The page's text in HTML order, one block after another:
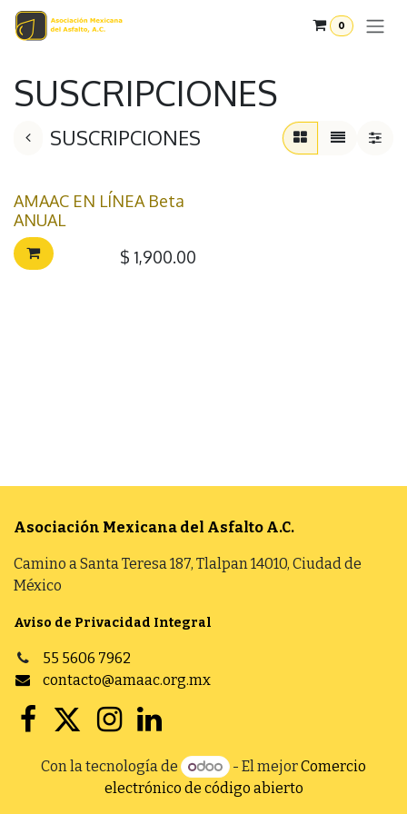
Ir al contenido
0
SUSCRIPCIONES
SUSCRIPCIONES
AMAAC EN LÍNEA Beta
ANUAL
$ 1,900.00
Asociación Mexicana del Asfalto A.C.
Camino a Santa Teresa 187, Tlalpan 14010, Ciudad de
México
Aviso de Privacidad Integral
55 5606 7962
contacto@amaac.org.mx
Con la tecnología de - El mejorComercio
electrónico de código abierto